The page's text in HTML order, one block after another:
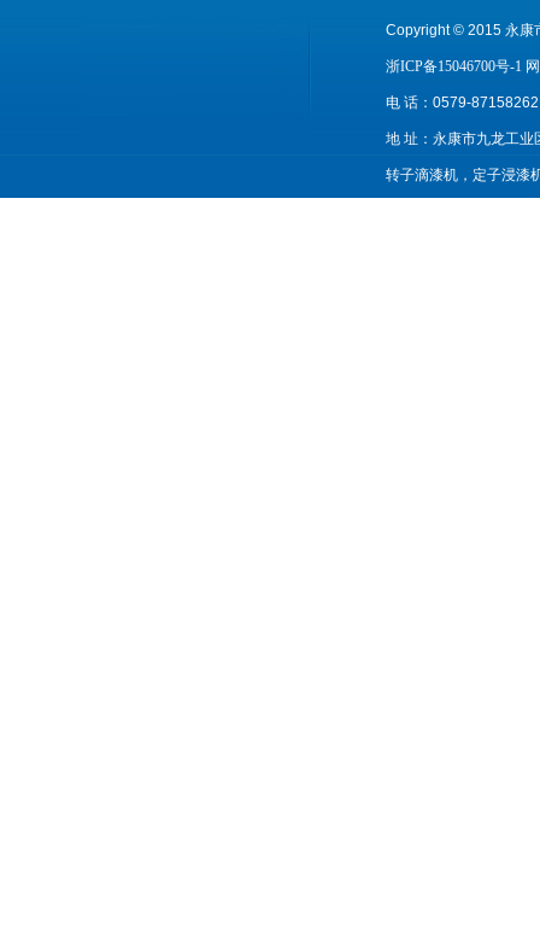
Copyright © 2015 永康
浙ICP备15046700号-1
电 话：0579-
地 址：永康市九龙
转子滴漆机，定子浸漆